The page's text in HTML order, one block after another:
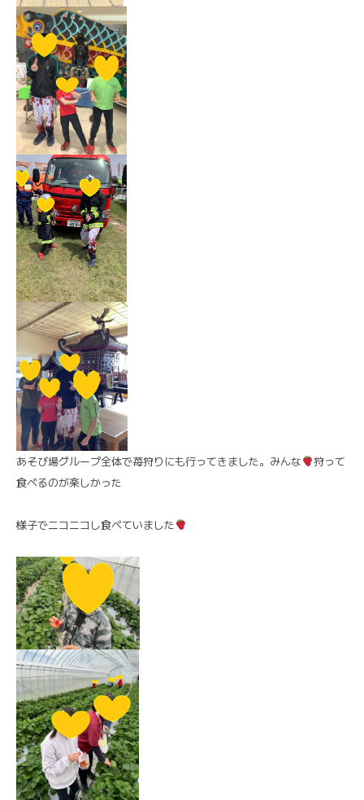
あそび場グループ全体で苺狩りにも行ってきました。みんな
狩って
食べるのが楽しかった
様子でニコニコし食べていました